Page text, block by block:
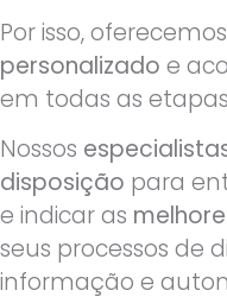
Por isso,
personalizado e
em todas as
Nossos
disposição para
e indicar as
seus processos de
informação e